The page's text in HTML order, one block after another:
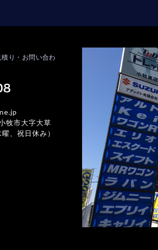
積り・お問い合わ
市大字大草
、祝日休み）